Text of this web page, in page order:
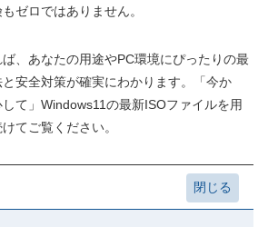
ゼロではありません。
、あなたの用途やPC環境にぴったりの最
安全対策が確実にわかります。「今か
て」Windows11の最新ISOファイルを用
てご覧ください。